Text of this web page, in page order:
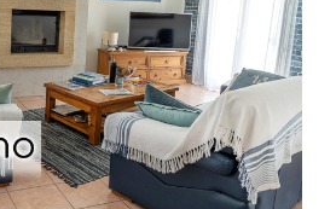
voir le bien